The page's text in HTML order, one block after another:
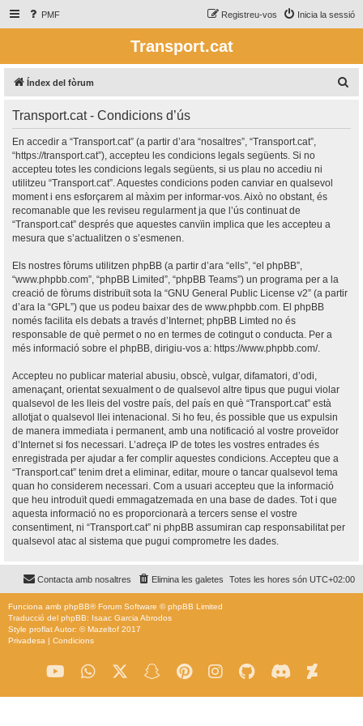
PMF Inicia la sessió
Registreu-vos
Transport.cat
Índex del fòrum
Transport.cat - Condicions d’ús
En accedir a “Transport.cat” (a partir d’ara “nosaltres”, “Transport.cat”,
“https://transport.cat”), accepteu les condicions legals següents. Si no
accepteu totes les condicions legals següents, si us plau no accediu ni
utilitzeu “Transport.cat”. Aquestes condicions poden canviar en qualsevol
moment i ens esforçarem al màxim per informar-vos. Això no obstant, és
recomanable que les reviseu regularment ja que l’ús continuat de
“Transport.cat” després que aquestes canvïin implica que les accepteu a
mesura que s’actualitzen o s’esmenen.
Els nostres fòrums utilitzen phpBB (a partir d’ara “ells”, “el phpBB”,
“www.phpbb.com”, “phpBB Limited”, “phpBB Teams”) un programa per a la
creació de fòrums distribuït sota la “GNU General Public License v2” (a partir
d’ara la “GPL”) que us podeu baixar des de www.phpbb.com. El phpBB
només facilita els debats a través d’Internet; phpBB Limted no és
responsable de què permet o no en termes de cotingut o conducta. Per a
més informació sobre el phpBB, dirigiu-vos a: https://www.phpbb.com/.
Accepteu no publicar material abusiu, obscè, vulgar, difamatori, d’odi,
amenaçant, orientat sexualment o de qualsevol altre tipus que pugui violar
qualsevol de les lleis del vostre país, del país en què “Transport.cat” està
allotjat o qualsevol llei intenacional. Si ho feu, és possible que us expulsin
de manera immediata i permanent, amb una notificació al vostre proveïdor
d’Internet si fos necessari. L’adreça IP de totes les vostres entrades és
enregistrada per ajudar a fer complir aquestes condicions. Accepteu que a
“Transport.cat” tenim dret a eliminar, editar, moure o tancar qualsevol tema
quan ho considerem necessari. Com a usuari accepteu que la informació
que heu introduït quedi emmagatzemada en una base de dades. Tot i que
aquesta informació no es proporcionarà a tercers sense el vostre
consentiment, ni “Transport.cat” ni phpBB assumiran cap responsabilitat per
qualsevol atac al sistema que pugui comprometre les dades.
Totes les hores són UTC+02:00
Elimina les galetes
Contacta amb nosaltres
Funciona amb phpBB® Forum Software © phpBB Limited
Traducció del phpBB: Isaac Garcia Abrodos
Style proflatAutor: ©Mazeltof 2017
Privadesa | Condicions